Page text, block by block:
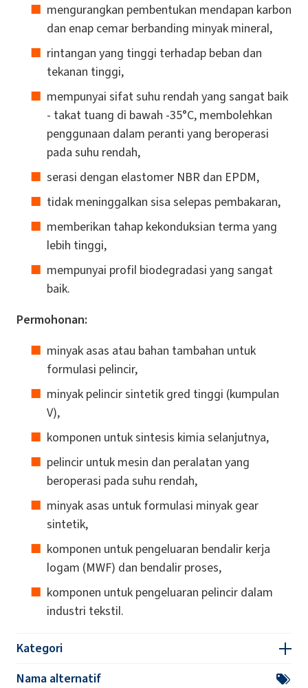
mengurangkan pembentukan mendapan karbon
dan enap cemar berbanding minyak mineral,
rintangan yang tinggi terhadap beban dan
tekanan tinggi,
mempunyai sifat suhu rendah yang sangat baik
- takat tuang di bawah -35°C, membolehkan
penggunaan dalam peranti yang beroperasi
pada suhu rendah,
serasi dengan elastomer NBR dan EPDM,
tidak meninggalkan sisa selepas pembakaran,
memberikan tahap kekonduksian terma yang
lebih tinggi,
mempunyai profil biodegradasi yang sangat
baik.
Permohonan:
minyak asas atau bahan tambahan untuk
formulasi pelincir,
minyak pelincir sintetik gred tinggi (kumpulan
V),
komponen untuk sintesis kimia selanjutnya,
pelincir untuk mesin dan peralatan yang
beroperasi pada suhu rendah,
minyak asas untuk formulasi minyak gear
sintetik,
komponen untuk pengeluaran bendalir kerja
logam (MWF) dan bendalir proses,
komponen untuk pengeluaran pelincir dalam
industri tekstil.
Kategori
Nama alternatif